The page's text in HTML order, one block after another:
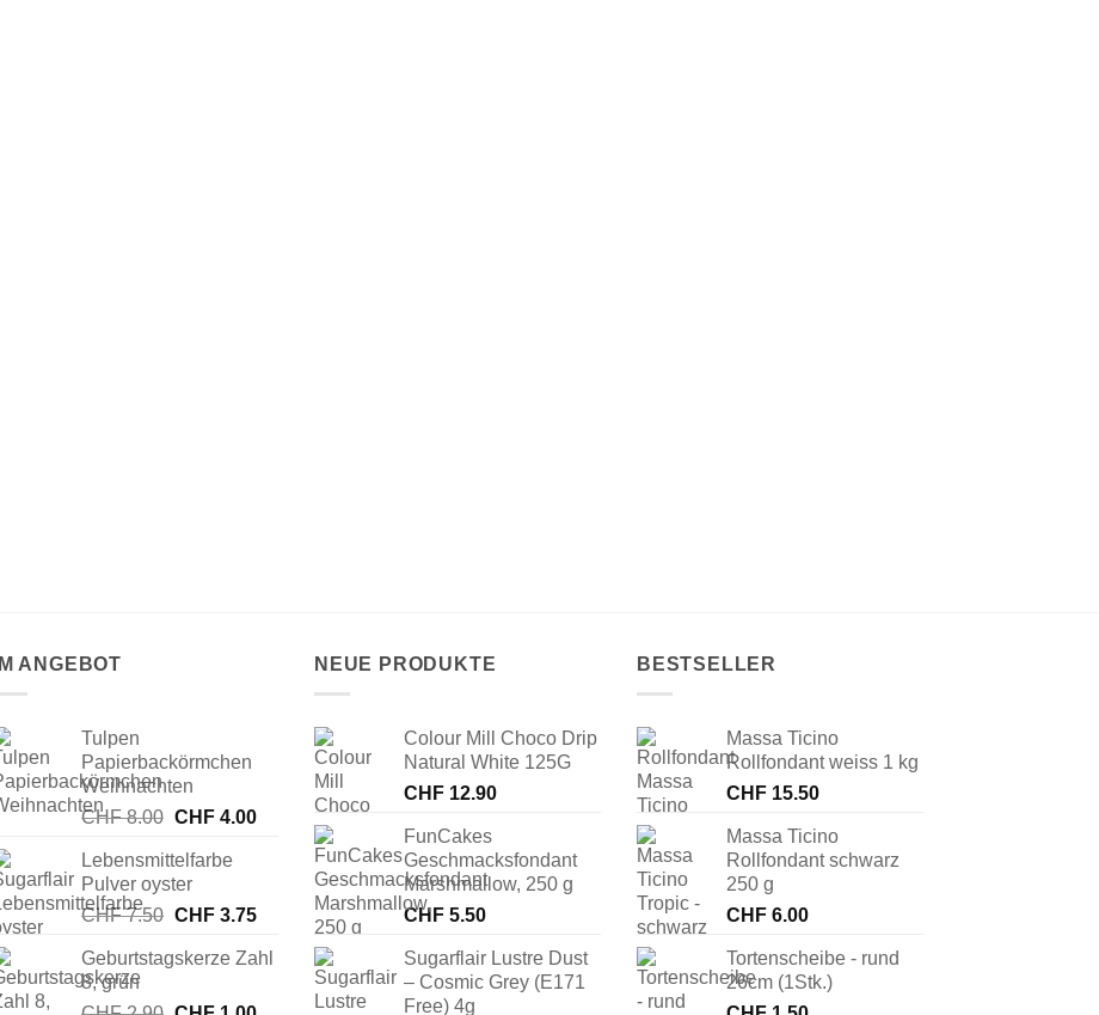
IM ANGEBOT
Tulpen
Papierbackörmchen
Weihnachten
CHF8.00 Ursprünglicher
war:
CHF 8.00
CHF4.00Aktueller
CHF 4.00.
Lebensmittelfarbe
Pulver oyster
CHF7.50 Ursprünglicher
war:
CHF3.75Aktueller
ist:
CHF 3.75.
Geburtstagskerze Zahl
8, grün
NEUE PRODUKTE
Colour Mill Choco Drip
Natural White 125G
CHF 12.90
FunCakes
Geschmacksfondant
Marshmallow, 250 g
CHF 5.50
Sugarflair Lustre Dust
– Cosmic Grey (E171
Free) 4g
BESTSELLER
Massa Ticino
Rollfondant weiss 1 kg
CHF 15.50
Massa Ticino
Rollfondant schwarz
250 g
CHF 6.00
Tortenscheibe - rund
26cm (1Stk.)